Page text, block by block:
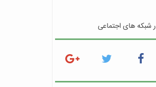
شبکه های اجتماعی